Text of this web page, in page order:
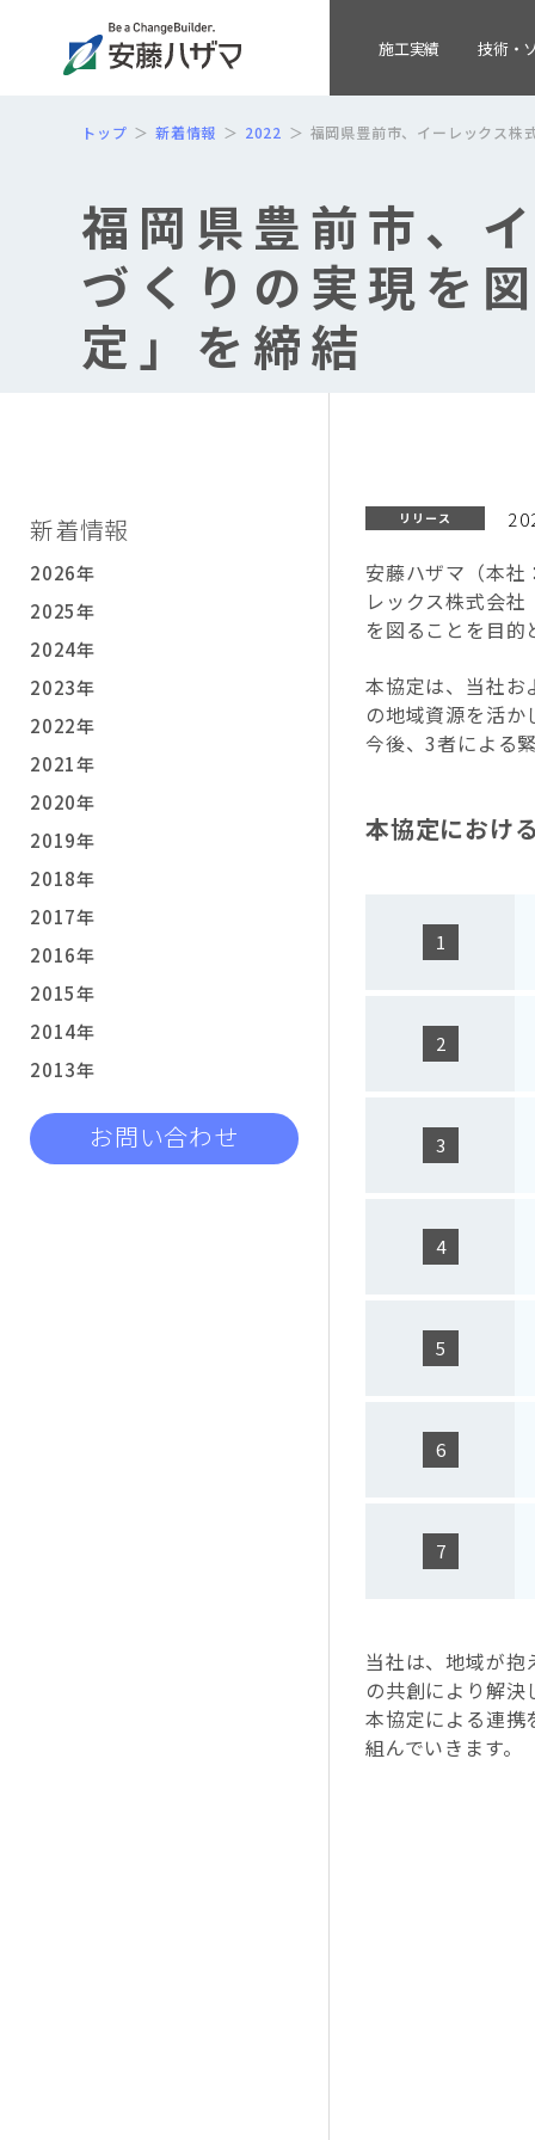
施工実績 技術・
トップ 新着情報 2022 福岡県豊前市、イーレックス株
福岡県豊前市、
づくりの実現を
定」を締結
新着情報
2026年
2025年
2024年
2023年
2022年
2021年
2020年
2019年
2018年
2017年
2016年
2015年
2014年
2013年
お問い合わせ
リリース
安藤ハザマ（本
レックス株式会
を図ることを目
本協定は、当社お
の地域資源を活
今後、3者による
本協定におけ
当社は、地域が
の共創により解
本協定による連携
組んでいきます。